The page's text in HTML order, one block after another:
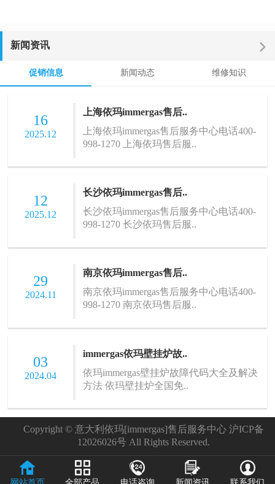
新闻资讯
促销信息 新闻动态 维修知识
16
2025.12
上海依玛immergas售后..
上海依玛immergas售后服务中心电话400-
998-1270 上海依玛售后服..
12
2025.12
长沙依玛immergas售后..
长沙依玛immergas售后服务中心电话400-
998-1270 长沙依玛售后服..
29
2024.11
南京依玛immergas售后..
南京依玛immergas售后服务中心电话400-
998-1270 南京依玛售后服..
03
2024.04
immergas依玛壁挂炉故..
依玛immergas壁挂炉故障代码大全及解决
方法 依玛壁挂炉全国免..
Copyright © 意大利依玛[immergas]售后服务中心 沪ICP备
12026026号 All Rights Reserved.